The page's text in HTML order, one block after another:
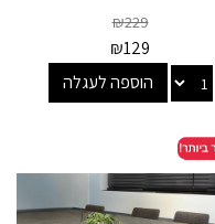
₪229
₪129
הוספה לעגלה